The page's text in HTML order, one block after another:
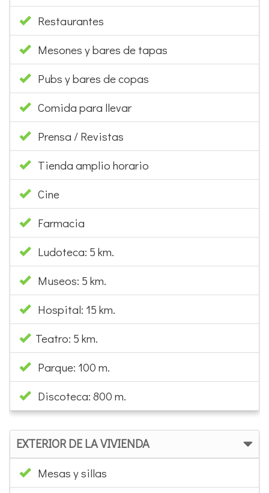
Restaurantes
Mesones y bares de tapas
Pubs y bares de copas
Comida para llevar
Prensa / Revistas
Tienda amplio horario
Cine
Farmacia
Ludoteca: 5 km.
Museos: 5 km.
Hospital: 15 km.
Teatro: 5 km.
Parque: 100 m.
Discoteca: 800 m.
EXTERIOR DE LA VIVIENDA
Mesas y sillas